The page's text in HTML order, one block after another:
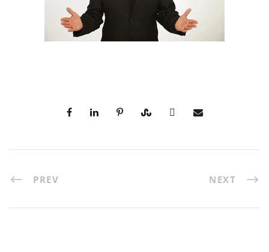
PREV NEXT